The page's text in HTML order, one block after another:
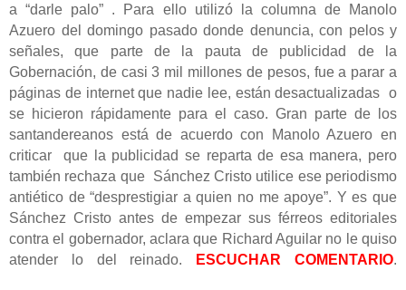
a “darle palo” . Para ello utilizó la columna de Manolo
Azuero del domingo pasado donde denuncia, con pelos y
señales, que parte de la pauta de publicidad de la
Gobernación, de casi 3 mil millones de pesos, fue a parar a
páginas de internet que nadie lee, están desactualizadas o
se hicieron rápidamente para el caso. Gran parte de los
santandereanos está de acuerdo con Manolo Azuero en
criticar que la publicidad se reparta de esa manera, pero
también rechaza que Sánchez Cristo utilice ese periodismo
antiético de “desprestigiar a quien no me apoye”. Y es que
Sánchez Cristo antes de empezar sus férreos editoriales
contra el gobernador, aclara que Richard Aguilar no le quiso
atender lo del reinado.
ESCUCHAR COMENTARIO.